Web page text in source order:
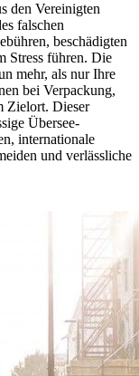
den Vereinigten
falschen
beschädigten
Stress führen. Die
mehr, als nur Ihre
bei Verpackung,
Zielort. Dieser
Übersee-
internationale
und verlässliche